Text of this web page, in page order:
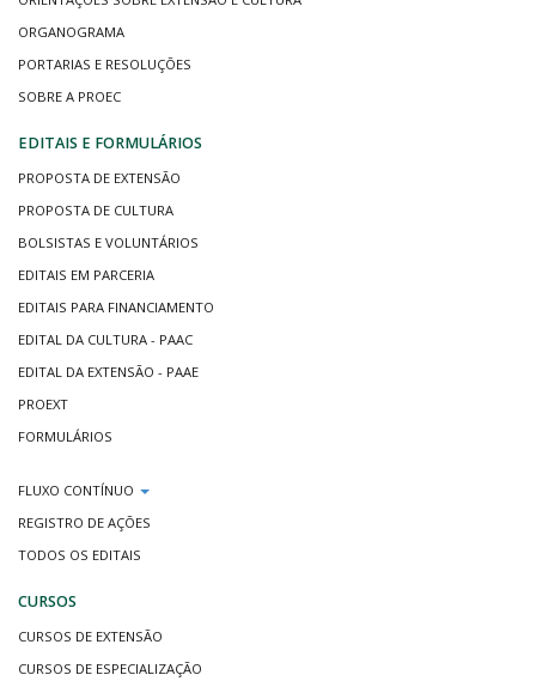
ORGANOGRAMA
PORTARIAS E RESOLUÇÕES
SOBRE A PROEC
EDITAIS E FORMULÁRIOS
PROPOSTA DE EXTENSÃO
PROPOSTA DE CULTURA
BOLSISTAS E VOLUNTÁRIOS
EDITAIS EM PARCERIA
EDITAIS PARA FINANCIAMENTO
EDITAL DA CULTURA - PAAC
EDITAL DA EXTENSÃO - PAAE
PROEXT
FORMULÁRIOS
FLUXO CONTÍNUO
REGISTRO DE AÇÕES
TODOS OS EDITAIS
CURSOS
CURSOS DE EXTENSÃO
CURSOS DE ESPECIALIZAÇÃO